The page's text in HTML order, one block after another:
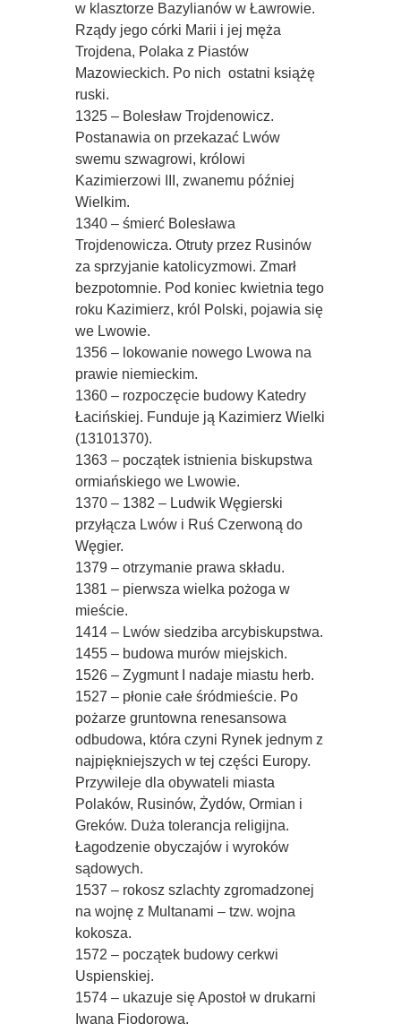
w klasztorze Bazylianów w Ławrowie.
Rządy jego córki Marii i jej męża
Trojdena, Polaka z Piastów
Mazowieckich. Po nich  ostatni książę
ruski.
1325 – Bolesław Trojdenowicz.
Postanawia on przekazać Lwów
swemu szwagrowi, królowi
Kazimierzowi III, zwanemu później
Wielkim.
1340 – śmierć Bolesława
Trojdenowicza. Otruty przez Rusinów
za sprzyjanie katolicyzmowi. Zmarł
bezpotomnie. Pod koniec kwietnia tego
roku Kazimierz, król Polski, pojawia się
we Lwowie.
1356 – lokowanie nowego Lwowa na
prawie niemieckim.
1360 – rozpoczęcie budowy Katedry
Łacińskiej. Funduje ją Kazimierz Wielki
(13101370).
1363 – początek istnienia biskupstwa
ormiańskiego we Lwowie.
1370 – 1382 – Ludwik Węgierski
przyłącza Lwów i Ruś Czerwoną do
Węgier.
1379 – otrzymanie prawa składu.
1381 – pierwsza wielka pożoga w
mieście.
1414 – Lwów siedziba arcybiskupstwa.
1455 – budowa murów miejskich.
1526 – Zygmunt I nadaje miastu herb.
1527 – płonie całe śródmieście. Po
pożarze gruntowna renesansowa
odbudowa, która czyni Rynek jednym z
najpiękniejszych w tej części Europy.
Przywileje dla obywateli miasta 
Polaków, Rusinów, Żydów, Ormian i
Greków. Duża tolerancja religijna.
Łagodzenie obyczajów i wyroków
sądowych.
1537 – rokosz szlachty zgromadzonej
na wojnę z Multanami – tzw. wojna
kokosza.
1572 – początek budowy cerkwi
Uspienskiej.
1574 – ukazuje się Apostoł w drukarni
Iwana Fiodorowa.